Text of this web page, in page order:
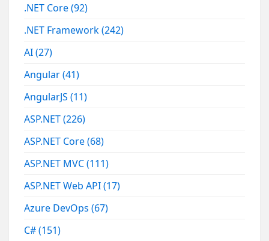
.NET Core(92)
.NET Framework(242)
AI(27)
Angular(41)
AngularJS(11)
ASP.NET(226)
ASP.NET Core(68)
ASP.NET MVC(111)
ASP.NET Web API(17)
Azure DevOps(67)
C#(151)